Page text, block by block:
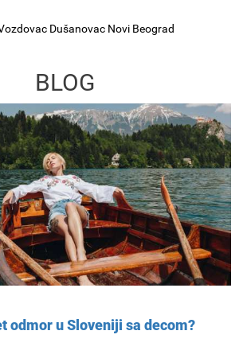
Dušanovac Novi Beograd
BLOG
odmor u Sloveniji sa decom?